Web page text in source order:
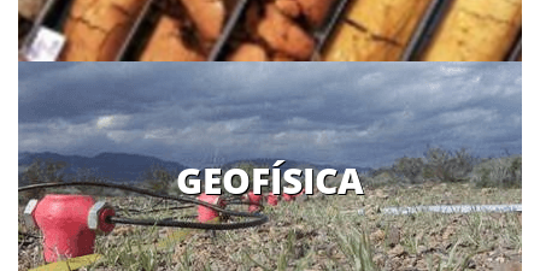
GEOFÍSICA